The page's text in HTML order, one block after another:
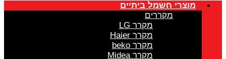
מוצרי חשמל ביתיים
מקררים
מקרר LG
מקרר Haier
מקרר beko
מקרר Midea